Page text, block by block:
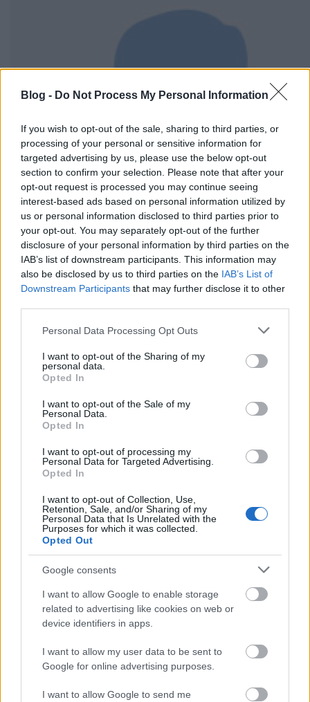
Blog - Do Not Process My Personal Information
If you wish to opt-out of the sale, sharing to third parties, or
processing of your personal or sensitive information for
targeted advertising by us, please use the below opt-out
section to confirm your selection. Please note that after your
opt-out request is processed you may continue seeing
interest-based ads based on personal information utilized by
us or personal information disclosed to third parties prior to
your opt-out. You may separately opt-out of the further
disclosure of your personal information by third parties on the
IAB’s list of downstream participants. This information may
also be disclosed by us to third parties on the IAB’s List of
Downstream Participants that may further disclose it to other
Please note that this website/app uses one or more Google
not limited to your visit or usage behaviour. You may click to
grant or deny consent to Google and its third-party tags to
use your data for below specified purposes in below Google
consent section.
Personal Data Processing Opt Outs
I want to opt-out of the Sharing of my
personal data.
Opted In
I want to opt-out of the Sale of my
Personal Data.
Opted In
I want to opt-out of processing my
Personal Data for Targeted Advertising.
Opted In
I want to opt-out of Collection, Use,
Retention, Sale, and/or Sharing of my
Personal Data that Is Unrelated with the
Purposes for which it was collected.
Opted Out
Google consents
I want to allow Google to enable storage
related to advertising like cookies on web or
device identifiers in apps.
I want to allow my user data to be sent to
Google for online advertising purposes.
I want to allow Google to send me
Az egyik ilyen találkozás mély nyomott hagyott az
életemen. Áront, a blog tulajdonosát nem ismertem,
azonban az Erzsébet téren biciklizve megkért, hadd
fotózhasson le. Akkor még nem tudtam, miről van
the catwalk!verseny nevezői közé kerültem. Beindult
a szavazás, sok pozitív visszajelzést kaptam, majd a
együtt egy utazást Koppenhágába.